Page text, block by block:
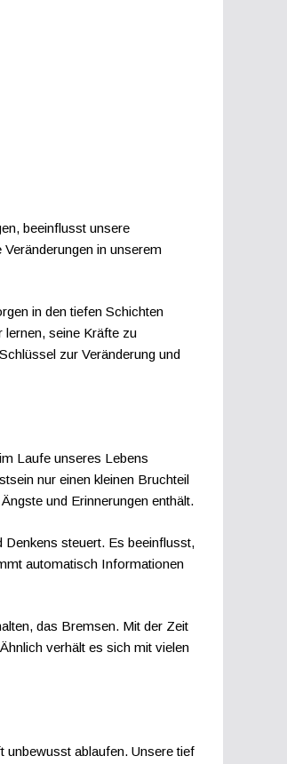
beeinflusst unsere
in unserem
in den tiefen Schichten
lernen, seine Kräfte zu
zur Veränderung und
Laufe unseres Lebens
nur einen kleinen Bruchteil
und Erinnerungen enthält.
steuert. Es beeinflusst,
automatisch Informationen
das Bremsen. Mit der Zeit
verhält es sich mit vielen
unbewusst ablaufen. Unsere tief